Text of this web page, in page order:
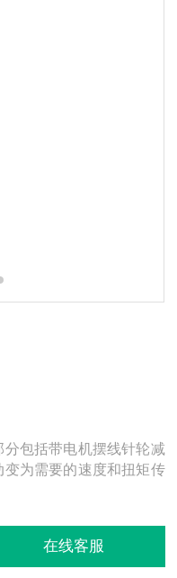
包括带电机摆线针轮减
为需要的速度和扭矩传
在线客服